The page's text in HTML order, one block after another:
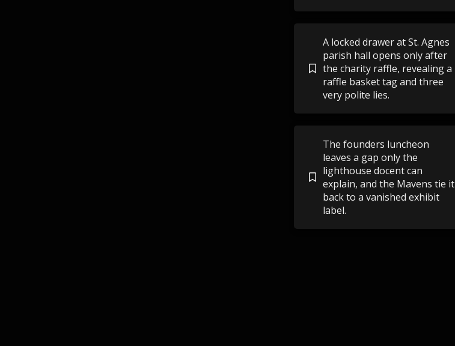
A locked drawer at St. Agnes
parish hall opens only after
the charity raffle, revealing a
raffle basket tag and three
very polite lies.
The founders luncheon
leaves a gap only the
lighthouse docent can
explain, and the Mavens tie it
back to a vanished exhibit
label.